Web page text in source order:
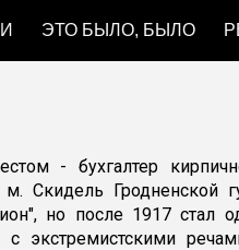
ЭТО БЫЛО, БЫЛО
- бухгалтер
Скидель Гродненской
но после 1917 стал
с экстремистскими